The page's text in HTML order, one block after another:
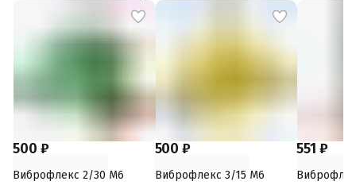
500 ₽
Виброфлекс 2/30 M6
500 ₽
Виброфлекс 3/15 М6
551 ₽